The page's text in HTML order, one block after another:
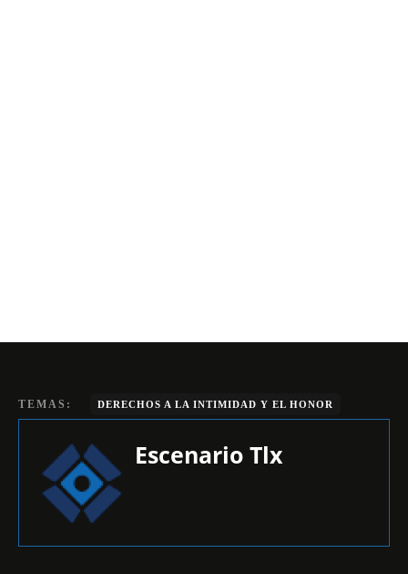
TEMAS: DERECHOS A LA INTIMIDAD Y EL HONOR
Escenario Tlx